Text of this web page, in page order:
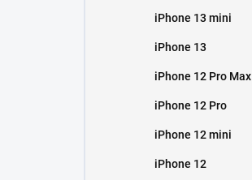
iPhone 13 mini
iPhone 13
iPhone 12 Pro Max
iPhone 12 Pro
iPhone 12 mini
iPhone 12